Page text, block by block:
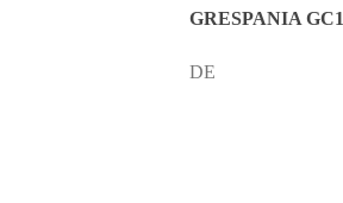
GRESPANIA GC1
DE